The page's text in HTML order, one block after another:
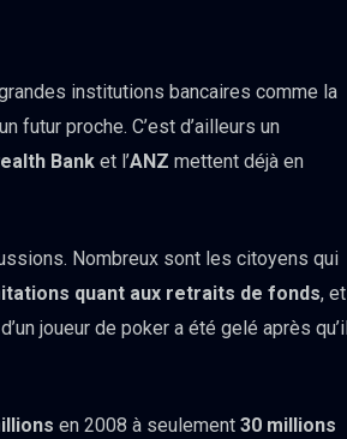
institutions bancaires comme la
futur proche. C’est d’ailleurs un
Bank et l’ANZ mettent déjà en
Nombreux sont les citoyens qui
quant aux retraits de fonds, et
joueur de poker a été gelé après qu’il
en 2008 à seulement 30 millions